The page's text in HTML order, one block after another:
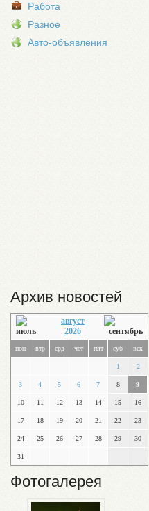
Работа
Разное
Авто-объявления
Архив новостей
август
2026
пон втр срд чет пят суб вск
1 2
3 4 5 6 7 8 9
10 11 12 13 14 15 16
17 18 19 20 21 22 23
24 25 26 27 28 29 30
31
Фотогалерея